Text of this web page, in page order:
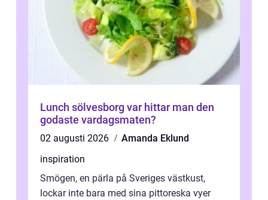
Lunch sölvesborg var hittar man den
godaste vardagsmaten?
02 augusti 2026
Amanda Eklund
inspiration
Smögen, en pärla på Sveriges västkust,
lockar inte bara med sina pittoreska vyer